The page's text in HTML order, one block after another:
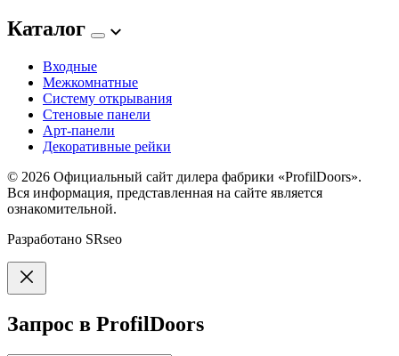
Каталог
Входные
Межкомнатные
Систему открывания
Стеновые панели
Арт-панели
Декоративные рейки
© 2026 Официальный сайт дилера фабрики «ProfilDoors».
Вся информация, представленная на сайте является
ознакомительной.
Разработано SRseo
Запрос в ProfilDoors